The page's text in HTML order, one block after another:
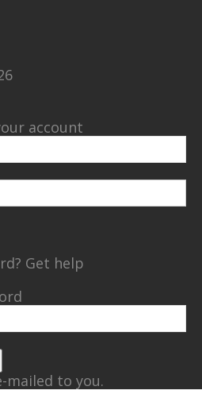
account
Get help
mailed to you.